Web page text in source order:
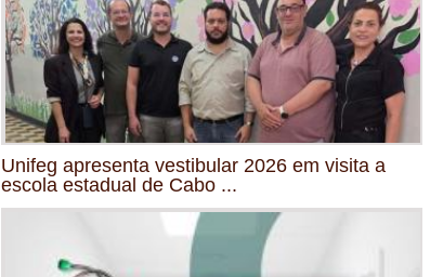
Unifeg apresenta vestibular 2026 em visita a
escola estadual de Cabo ...